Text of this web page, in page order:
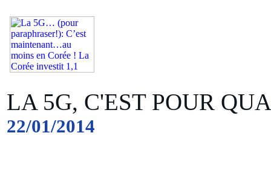
LA 5G, C'EST POUR
22/01/2014